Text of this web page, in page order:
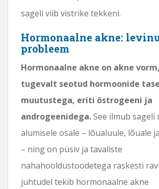
sageli viib vistrike tekkeni.
Hormonaalne akne:
probleem
Hormonaalne akne on akne
tugevalt seotud hormoonide
muutustega, eriti östrogeeni ja
androgeenidega.See ilmub sageli
alumisele osale – lõualuule, lõuale
– ning on püsiv ja tavaliste
nahahooldustoodetega raskesti
juhtudel tekib hormonaalne akne